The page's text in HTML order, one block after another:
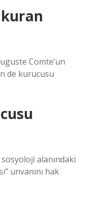
Comte’un
de kurucusu
alanındaki
unvanını hak